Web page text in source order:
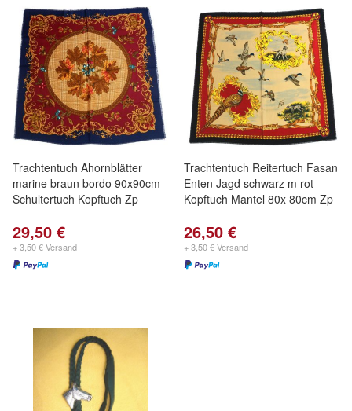
Trachtentuch Ahornblätter
marine braun bordo 90x90cm
Schultertuch Kopftuch Zp
29,50 €
+ 3,50 € Versand
Trachtentuch Reitertuch Fasan
Enten Jagd schwarz m rot
Kopftuch Mantel 80x 80cm Zp
26,50 €
+ 3,50 € Versand